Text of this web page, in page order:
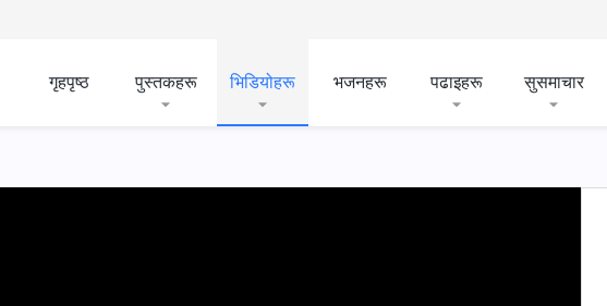
गृहपृष्ठ पुस्तकहरू भिडियोहरू भजनहरू पढाइहरू सुसमाचार